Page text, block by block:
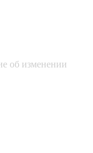
об изменении